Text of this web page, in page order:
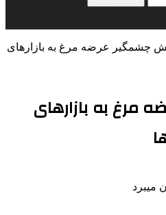
چشمگیر عرضه مرغ به بازارهای
مرغ به بازارهای